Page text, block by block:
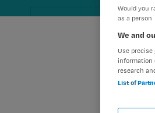
Would you
as a person
We and
Use
information
research
List of